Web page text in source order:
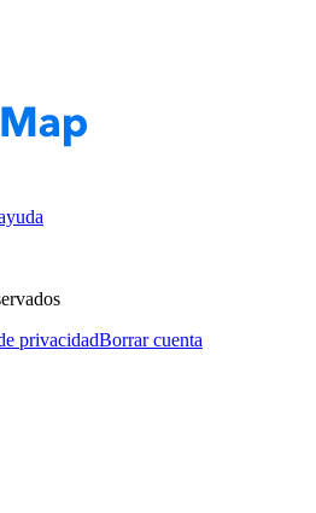
privacidadBorrar cuenta